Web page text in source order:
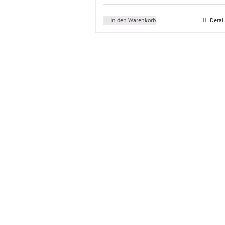
In den Warenkorb